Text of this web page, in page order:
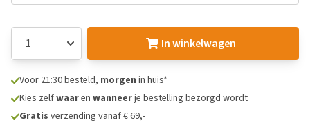
In winkelwagen
Voor 21:30 besteld, morgen in huis*
Kies zelfwaaren wanneerje bestelling bezorgd wordt
Gratis verzending vanaf € 69,-